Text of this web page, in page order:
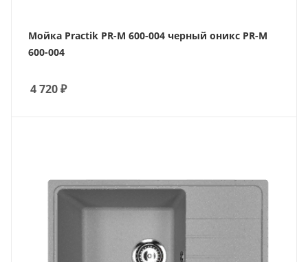
Мойка Practik PR-M 600-004 черный оникс PR-M
600-004
4 720₽